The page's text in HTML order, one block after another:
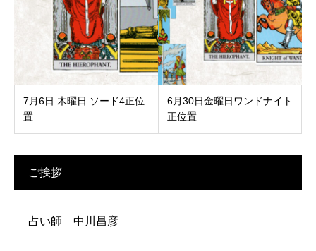
7月6日 木曜日 ソード4正位
置
6月30日金曜日ワンドナイト
正位置
ご挨拶
占い師 中川昌彦